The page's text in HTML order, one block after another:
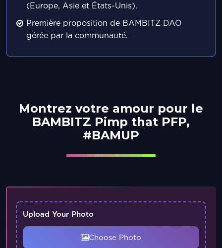
(Europe, Asie et États-Unis).
Première proposition de BAMBITZ DAO
gérée par la communauté.
Montrez votre amour pour le
BAMBITZ Pimp that PFP,
#BAMUP
Upload Your Photo
Choose Photo